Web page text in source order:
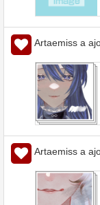
Artaemiss a
Artaemiss a